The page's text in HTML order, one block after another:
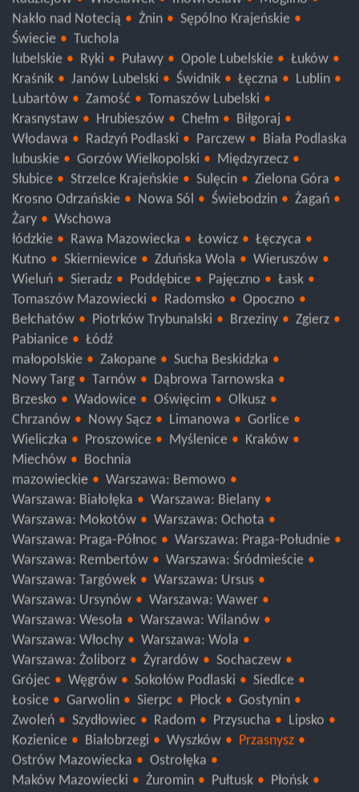
Nakło nad Notecią
Żnin
Sępólno Krajeńskie
Świecie
Tuchola
lubelskie
Ryki Puławy Opole Lubelskie
Łuków
Kraśnik
Janów Lubelski Świdnik Łęczna
Lublin
Lubartów
Zamość
Tomaszów Lubelski
Krasnystaw
Hrubieszów Chełm
Biłgoraj
Włodawa
Radzyń Podlaski Parczew
Biała Podlaska
lubuskie
Gorzów Wielkopolski
Międzyrzecz
Słubice
Strzelce Krajeńskie Sulęcin
Zielona Góra
Krosno Odrzańskie
Nowa Sól Świebodzin
Żagań
Żary
Wschowa
łódzkie
Rawa Mazowiecka Łowicz
Łęczyca
Kutno
Skierniewice Zduńska Wola
Wieruszów
Wieluń
Sieradz Poddębice Pajęczno
Łask
Tomaszów Mazowiecki
Radomsko
Opoczno
Bełchatów
Piotrków Trybunalski Brzeziny
Zgierz
Pabianice
Łódź
małopolskie
Zakopane
Sucha Beskidzka
Nowy Targ
Tarnów
Dąbrowa Tarnowska
Brzesko
Wadowice Oświęcim
Olkusz
Chrzanów
Nowy Sącz Limanowa
Gorlice
Wieliczka
Proszowice Myślenice
Kraków
Miechów
Bochnia
mazowieckie
Warszawa: Bemowo
Warszawa: Białołęka
Warszawa: Bielany
Warszawa: Mokotów
Warszawa: Ochota
Warszawa: Praga-Północ
Warszawa: Praga-Południe
Warszawa: Rembertów
Warszawa: Śródmieście
Warszawa: Targówek
Warszawa: Ursus
Warszawa: Ursynów
Warszawa: Wawer
Warszawa: Wesoła
Warszawa: Wilanów
Warszawa: Włochy
Warszawa: Wola
Warszawa: Żoliborz
Żyrardów
Sochaczew
Grójec
Węgrów Sokołów Podlaski
Siedlce
Łosice
Garwolin Sierpc Płock
Gostynin
Zwoleń
Szydłowiec Radom Przysucha
Lipsko
Kozienice
Białobrzegi Wyszków
Przasnysz
Ostrów Mazowiecka
Ostrołęka
Maków Mazowiecki
Żuromin Pułtusk
Płońsk